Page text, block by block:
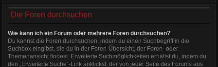
Die Foren durchsuchen
Wie kann ich ein Forum oder mehrere Foren durchsuchen?
Du kannst die Foren durchsuchen, indem du einen Suchbegriff in die
Suchbox eingibst, die du in der Foren-Übersicht, der Foren- oder
Themenansicht findest. Erweiterte Suchmöglichkeiten erhältst du, indem du
den „Erweiterte Suche“-Link anklickst, der von jeder Seite des Forums aus